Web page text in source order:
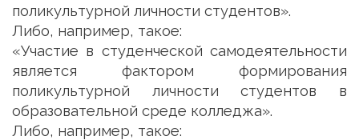
поликультурной личности студентов».
Либо, например, такое:
«Участие в студенческой самодеятельности
является фактором формирования
поликультурной личности студентов в
образовательной среде колледжа».
Либо, например, такое: